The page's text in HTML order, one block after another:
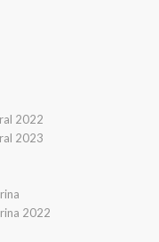
2022
2023
2022